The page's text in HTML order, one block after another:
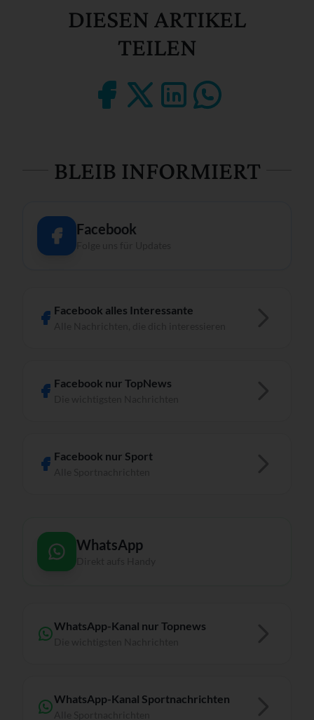
DIESEN ARTIKEL
TEILEN
BLEIB INFORMIERT
Facebook
Facebook alles Interessante
Facebook nur TopNews
Facebook nur Sport
WhatsApp
WhatsApp-Kanal nur Topnews
WhatsApp-Kanal Sportnachrichten